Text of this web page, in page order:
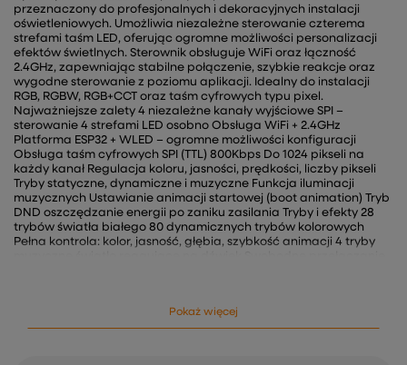
przeznaczony do profesjonalnych i dekoracyjnych instalacji
oświetleniowych. Umożliwia niezależne sterowanie czterema
strefami taśm LED, oferując ogromne możliwości personalizacji
efektów świetlnych. Sterownik obsługuje WiFi oraz łączność
2.4GHz, zapewniając stabilne połączenie, szybkie reakcje oraz
wygodne sterowanie z poziomu aplikacji. Idealny do instalacji
RGB, RGBW, RGB+CCT oraz taśm cyfrowych typu pixel.
Najważniejsze zalety 4 niezależne kanały wyjściowe SPI –
sterowanie 4 strefami LED osobno Obsługa WiFi + 2.4GHz
Platforma ESP32 + WLED – ogromne możliwości konfiguracji
Obsługa taśm cyfrowych SPI (TTL) 800Kbps Do 1024 pikseli na
każdy kanał Regulacja koloru, jasności, prędkości, liczby pikseli
Tryby statyczne, dynamiczne i muzyczne Funkcja iluminacji
muzycznych Ustawianie animacji startowej (boot animation) Tryb
DND oszczędzanie energii po zaniku zasilania Tryby i efekty 28
trybów światła białego 80 dynamicznych trybów kolorowych
Pełna kontrola: kolor, jasność, głębia, szybkość animacji 4 tryby
jasności i dynamicznych efektów świetlnych, obsługuje tryby
muzyczne, sceny oraz automatyzacje czasowe. Działa przez
Pokaż więcej